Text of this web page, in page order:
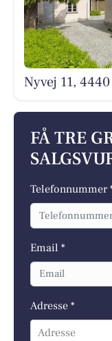
Nyvej 11,
FÅ TRE
Telefonnummer
Email *
Adresse *
Adresse